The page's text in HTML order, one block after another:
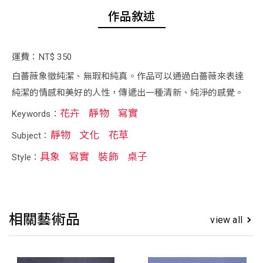
作品敘述
運費：NT$ 350
白薔薇象徵純潔、無瑕和純真。作品可以通過白薔薇來表達
純潔的情感和美好的人性，傳遞出一種清新、純淨的感覺。
Keywords： 花卉 靜物 寫實
Subject： 靜物 文化 花草
Style： 具象 寫實 裝飾 桌子
相關藝術品 view all